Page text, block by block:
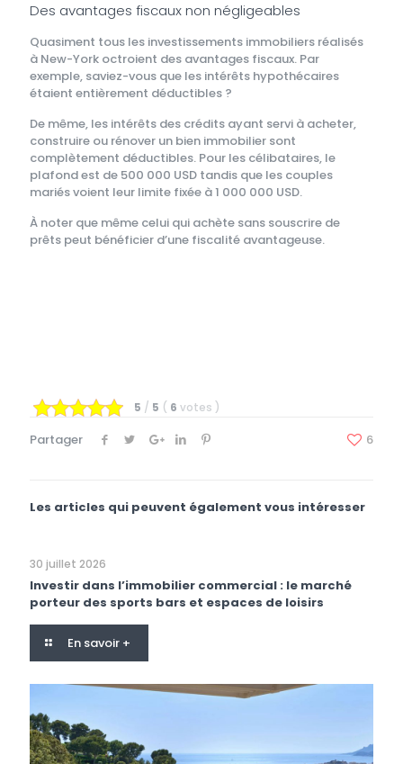
Des avantages fiscaux non négligeables
Quasiment tous les investissements immobiliers réalisés
à New-York octroient des avantages fiscaux. Par
exemple, saviez-vous que les intérêts hypothécaires
étaient entièrement déductibles ?
De même, les intérêts des crédits ayant servi à acheter,
construire ou rénover un bien immobilier sont
complètement déductibles. Pour les célibataires, le
plafond est de 500 000 USD tandis que les couples
mariés voient leur limite fixée à 1 000 000 USD.
À noter que même celui qui achète sans souscrire de
prêts peut bénéficier d’une fiscalité avantageuse.
5 / 5 ( 6 votes )
Partager 6
Les articles qui peuvent également vous intéresser
30 juillet 2026
Investir dans l’immobilier commercial : le marché
porteur des sports bars et espaces de loisirs
En savoir +